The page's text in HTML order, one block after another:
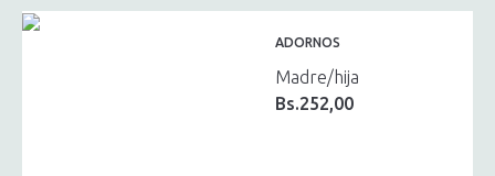
ADORNOS
Madre/hija
Bs.252,00